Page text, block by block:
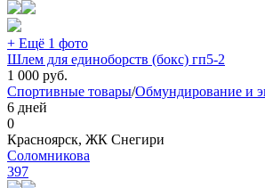
+ Ещё 1 фото
Шлем для единоборств (бокс) гп5-2
1 000 руб.
Спортивные товары/Обмундирование и
6 дней
0
Красноярск, ЖК Снегири
Соломникова
397